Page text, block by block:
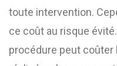
toute intervention.
ce coût au risque
procédure peut coûter